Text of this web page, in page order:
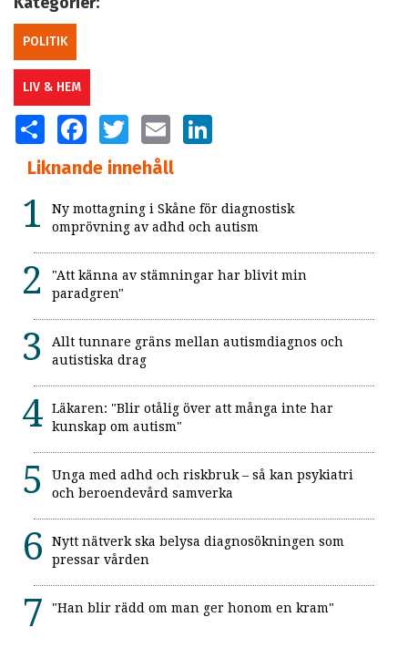
POLITIK
LIV & HEM
SHARE FACEBOOKTWITTER EMAIL
Liknande innehåll
Ny mottagning i Skåne för diagnostisk
omprövning av adhd och autism
"Att känna av stämningar har blivit min
paradgren"
Allt tunnare gräns mellan autismdiagnos och
autistiska drag
Läkaren: "Blir otålig över att många inte har
kunskap om autism"
Unga med adhd och riskbruk – så kan psykiatri
och beroendevård samverka
Nytt nätverk ska belysa diagnosökningen som
pressar vården
"Han blir rädd om man ger honom en kram"